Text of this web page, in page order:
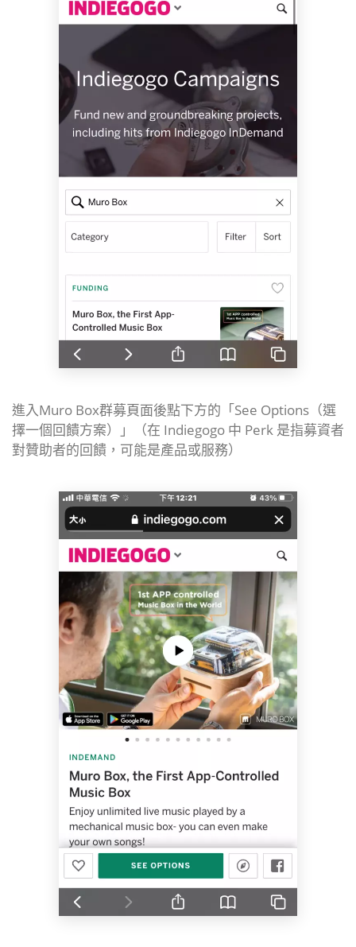
進入Muro Box群募頁面後點下方的「See Options（選
擇一個回饋方案）」（在 Indiegogo 中 Perk 是指募資者
對贊助者的回饋，可能是產品或服務）